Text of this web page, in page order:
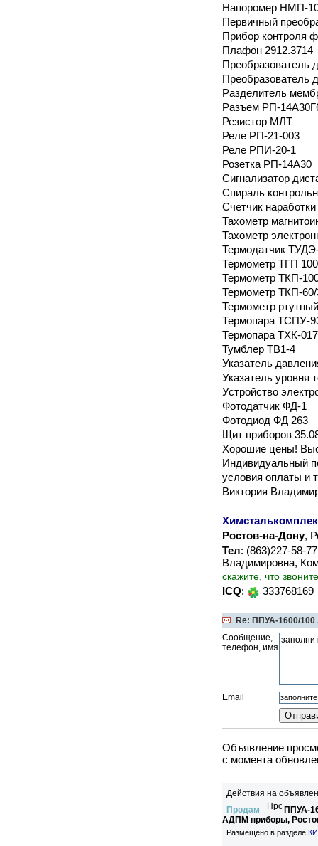
Напоромер НМП-
Первичный
Прибор контроля
Плафон 2912.3714
Преобразователь
Разделитель
Разъем РП-
Резистор МЛТ
Реле РП-21-003
Реле РПИ-20-1
Розетка РП-14А30
Сигнализатор
Спираль
Счетчик
Тахометр
Тахометр
Термодатчик
Термометр ТГП
Термометр ТКП-
Термометр ТКП-
Термометр
Термопара ТСПУ-
Термопара ТХК-
Тумблер ТВ1-4
Указатель
Указатель уровня
Устройство
Фотодатчик ФД-1
Фотодиод ФД 263
Щит приборов
Хорошие цены!
Индивидуальный
условия оплаты и
Виктория
Ростов-на-Дону,
Тел: (863)227-58-
Владимировна,
скажите, что
ICQ: 333768169
Re: ППУА-1600/
Сообщение,
телефон, имя
Email
Объявление
c момента
Действия на
Продам -
ППУА-
АДПМ приборы,
Размещено в разделе